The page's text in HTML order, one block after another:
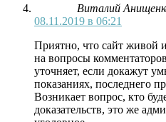
Виталий
08.11.2019 в 06:21
Приятно, что сайт живой
на вопросы
уточняет, если докажут
показаниях, последнего
Возникает вопрос, кто
доказательств, это же